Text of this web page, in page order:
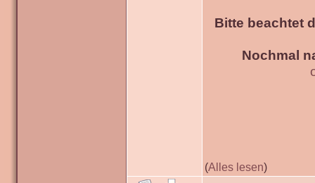
Bitte beachtet
Nochmal
(Alles lesen)